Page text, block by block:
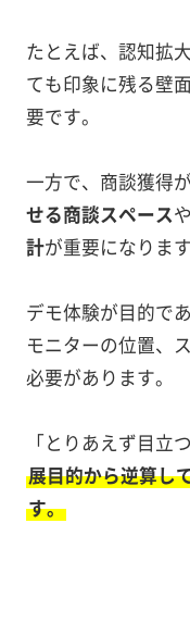
たとえば、認知拡
ても印象に残る壁
要です。
一方で、商談獲得
せる商談スペース
計が重要になります
デモ体験が目的で
モニターの位置、
必要があります。
「とりあえず目立
展目的から逆算し
す。